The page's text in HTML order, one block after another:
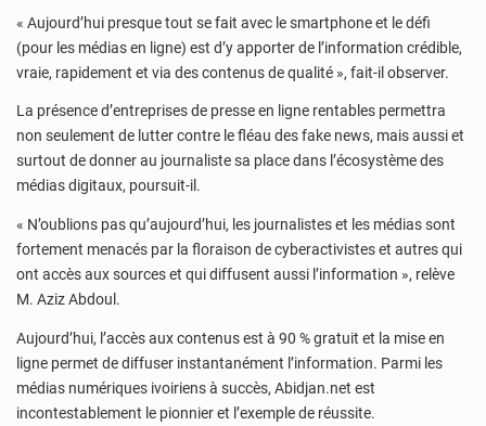
« Aujourd’hui presque tout se fait avec le smartphone et le défi
(pour les médias en ligne) est d’y apporter de l’information crédible,
vraie, rapidement et via des contenus de qualité », fait-il observer.
La présence d’entreprises de presse en ligne rentables permettra
non seulement de lutter contre le fléau des fake news, mais aussi et
surtout de donner au journaliste sa place dans l’écosystème des
médias digitaux, poursuit-il.
« N’oublions pas qu’aujourd’hui, les journalistes et les médias sont
fortement menacés par la floraison de cyberactivistes et autres qui
ont accès aux sources et qui diffusent aussi l’information », relève
M. Aziz Abdoul.
Aujourd’hui, l’accès aux contenus est à 90 % gratuit et la mise en
ligne permet de diffuser instantanément l’information. Parmi les
médias numériques ivoiriens à succès, Abidjan.net est
incontestablement le pionnier et l’exemple de réussite.